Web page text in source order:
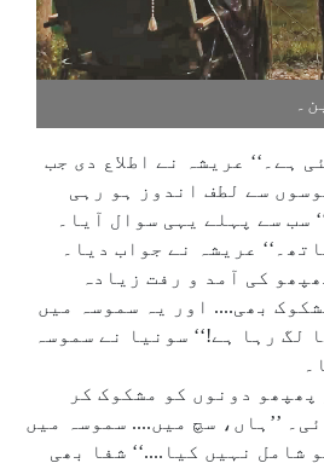
ہے۔‘‘ عریشہ نے اطلاع دی جب
سے لطف اندوز ہو رہی
سب سے پہلے یہی سوال آیا۔
عریشہ نے جواب دیا۔
کی آمد و رفت زیادہ
بھی.... اور یہ سموسہ میں
لگ رہا ہے!‘‘ سونیا نے سموسہ
پھپھو دونوں کو مشکوک کر
’’ہاں، سچ میں.... سموسہ میں
شامل نہیں کیا....‘‘ شفا بھی